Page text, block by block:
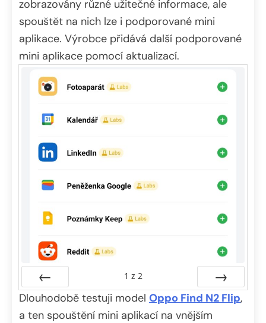
zobrazovány různé užitečné informace, ale
spouštět na nich lze i podporované mini
aplikace. Výrobce přidává další podporované
mini aplikace pomocí aktualizací.
Předchozí
1 z 2
Další
Dlouhodobě testuji model Oppo Find N2 Flip,
a ten spouštění mini aplikací na vnějším